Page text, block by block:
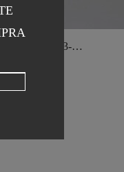
Capuz - I23-
25